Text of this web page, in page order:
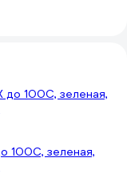
100С, зеленая,